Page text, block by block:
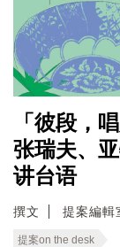
「彼段，
张瑞夫、
讲台语
撰文 提案編輯
提案on the desk